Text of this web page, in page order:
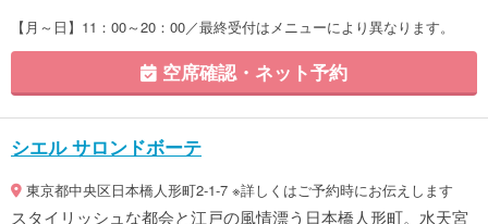
【月～日】11：00～20：00／最終受付はメニューにより異なります。
空席確認・ネット予約
シエル サロンドボーテ
東京都中央区日本橋人形町2-1-7 ※詳しくはご予約時にお伝えします
スタイリッシュな都会と江戸の風情漂う日本橋人形町。水天宮